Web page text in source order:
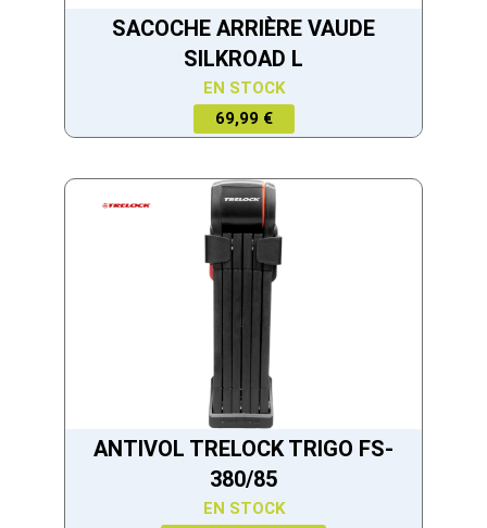
SACOCHE ARRIÈRE VAUDE
SILKROAD L
EN STOCK
69,99 €
ANTIVOL TRELOCK TRIGO FS-
380/85
EN STOCK